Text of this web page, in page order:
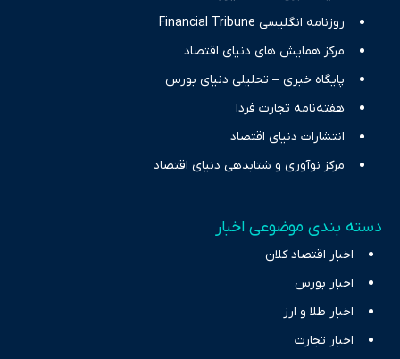
روزنامه انگلیسی Financial Tribune
مرکز همایش های دنیای اقتصاد
پایگاه خبری – تحلیلی دنیای بورس
هفته‌نامه تجارت فردا
انتشارات دنیای اقتصاد
مرکز نوآوری و شتابدهی دنیای اقتصاد
دسته بندی موضوعی اخبار
اخبار اقتصاد کلان
اخبار بورس
اخبار طلا و ارز
اخبار تجارت